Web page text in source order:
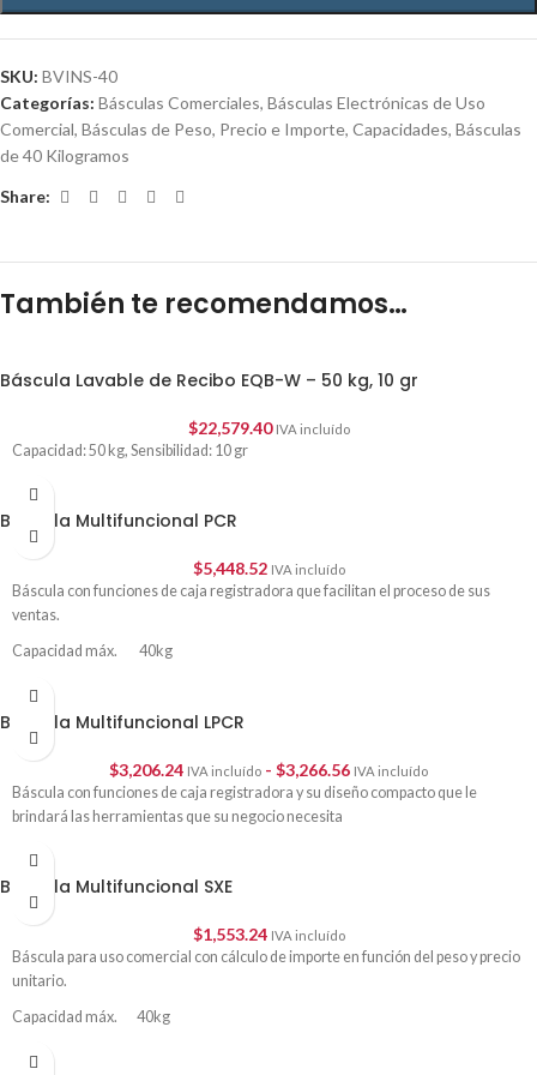
SKU: BVINS-40
Categorías: Básculas Comerciales, Básculas Electrónicas de Uso
Comercial, Básculas de Peso, Precio e Importe, Capacidades, Básculas
de 40 Kilogramos
Share:
También te recomendamos…
Báscula Lavable de Recibo EQB-W – 50 kg, 10 gr
$22,579.40 IVA incluído
Capacidad: 50 kg, Sensibilidad: 10 gr
Báscula Multifuncional PCR
$5,448.52 IVA incluído
Báscula con funciones de caja registradora que facilitan el proceso de sus
ventas.
Capacidad máx. 40kg
División mínima 10gr
Báscula Multifuncional LPCR
$3,206.24 IVA incluído - $3,266.56 IVA incluído
Báscula con funciones de caja registradora y su diseño compacto que le
brindará las herramientas que su negocio necesita
Báscula Multifuncional SXE
$1,553.24 IVA incluído
Báscula para uso comercial con cálculo de importe en función del peso y precio
unitario.
Capacidad máx. 40kg
División mínima 10gr